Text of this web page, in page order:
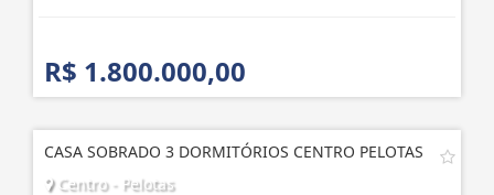
R$ 1.800.000,00
CASA SOBRADO 3 DORMITÓRIOS CENTRO PELOTAS
Centro - Pelotas